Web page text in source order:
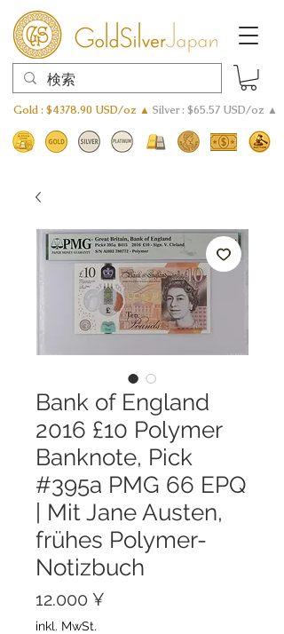
Gold : $4378.90 USD/oz ▲ Silver : $65.57 USD/oz ▲
Bank of England
2016 £10 Polymer
Banknote, Pick
#395a PMG 66 EPQ
| Mit Jane Austen,
frühes Polymer-
Notizbuch
12.000 ¥
inkl. MwSt.